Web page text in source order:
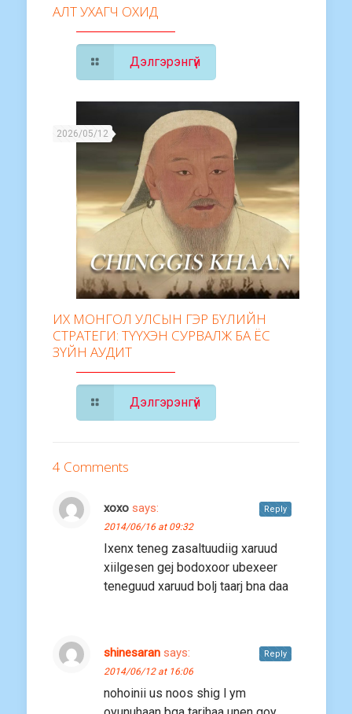
АЛТ УХАГЧ ОХИД
Дэлгэрэнгүй
2026/05/12
ИХ МОНГОЛ УЛСЫН ГЭР БҮЛИЙН
СТРАТЕГИ: ТҮҮХЭН СУРВАЛЖ БА ЁС
ЗҮЙН АУДИТ
Дэлгэрэнгүй
4 Comments
xoxo says:
2014/06/16 at 09:32
Ixenx teneg zasaltuudiig xaruud
xiilgesen gej bodoxoor ubexeer
teneguud xaruud bolj taarj bna daa
Reply
shinesaran says:
2014/06/12 at 16:06
nohoinii us noos shig l ym
Reply